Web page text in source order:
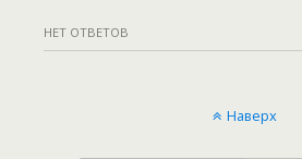
НЕТ ОТВЕТОВ
Наверх